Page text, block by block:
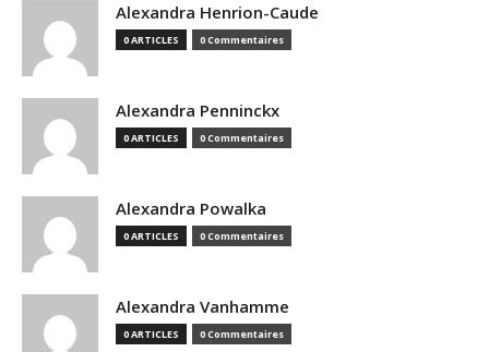
Alexandra Henrion-Caude
0 ARTICLES 0 Commentaires
Alexandra Penninckx
0 ARTICLES 0 Commentaires
Alexandra Powalka
0 ARTICLES 0 Commentaires
Alexandra Vanhamme
0 ARTICLES 0 Commentaires